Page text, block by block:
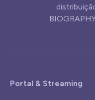
Portal & Streaming